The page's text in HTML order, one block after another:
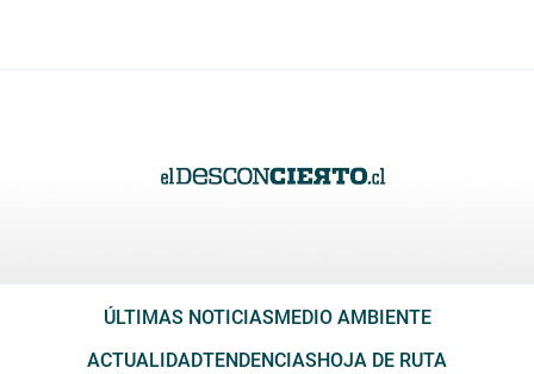
ÚLTIMAS NOTICIAS MEDIO AMBIENTE
ACTUALIDADTENDENCIAS HOJA DE RUTA